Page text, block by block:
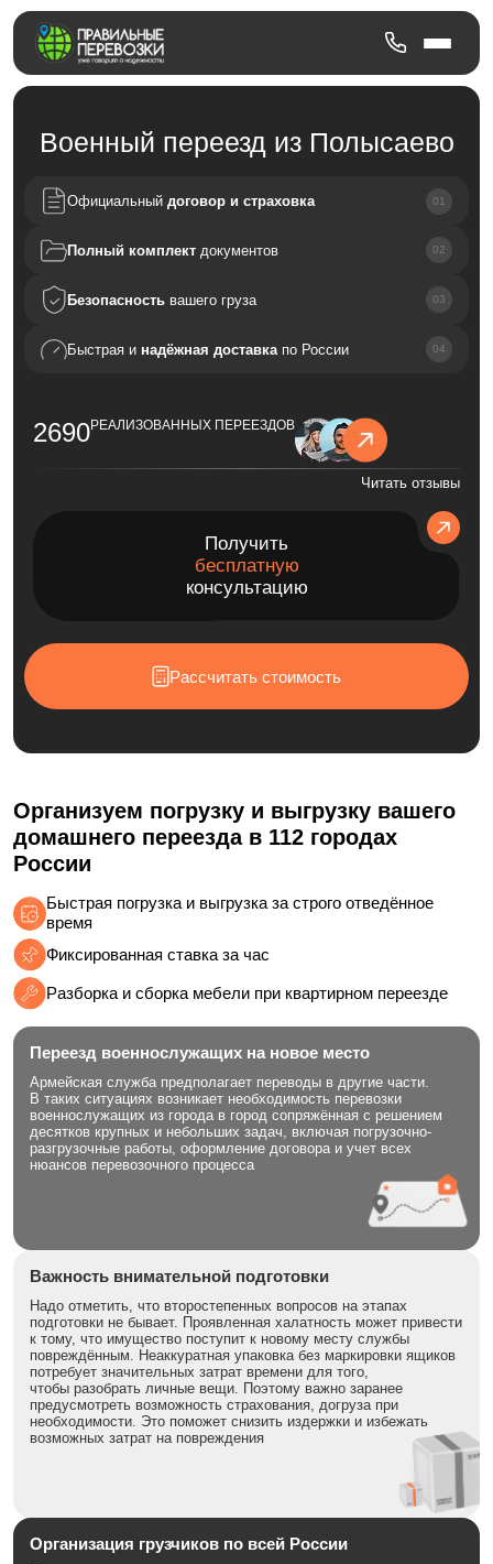
Военный переезд из Полысаево
Официальный договор и страховка
Полный комплект документов
Безопасность вашего груза
Быстрая и надёжная доставка по России
2690РЕАЛИЗОВАННЫХ ПЕРЕЕЗДОВ
Получить
бесплатную
консультацию
Рассчитать стоимость
Организуем погрузку и выгрузку вашего
домашнего переезда в 112 городах
России
Быстрая погрузка и выгрузка за строго отведённое
время
Фиксированная ставка за час
Разборка и сборка мебели при квартирном переезде
Переезд военнослужащих на новое место
Армейская служба предполагает переводы в другие части.
В таких ситуациях возникает необходимость перевозки
военнослужащих из города в город сопряжённая с решением
десятков крупных и небольших задач, включая погрузочно-
разгрузочные работы, оформление договора и учет всех
нюансов перевозочного процесса
Важность внимательной подготовки
Надо отметить, что второстепенных вопросов на этапах
подготовки не бывает. Проявленная халатность может привести
к тому, что имущество поступит к новому месту службы
повреждённым. Неаккуратная упаковка без маркировки ящиков
потребует значительных затрат времени для того,
чтобы разобрать личные вещи. Поэтому важно заранее
предусмотреть возможность страхования, догруза при
необходимости. Это поможет снизить издержки и избежать
возможных затрат на повреждения
Организация грузчиков по всей России